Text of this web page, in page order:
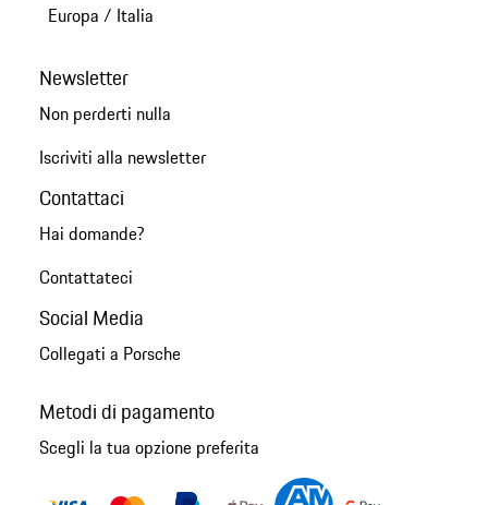
Europa / Italia
Newsletter
Non perderti nulla
Iscriviti alla newsletter
Contattaci
Hai domande?
Contattateci
Social Media
Collegati a Porsche
Metodi di pagamento
Scegli la tua opzione preferita